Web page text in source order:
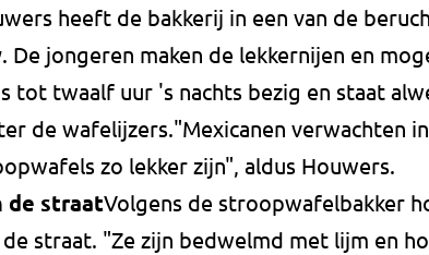
heeft de bakkerij in een van de
De jongeren maken de lekkernijen en
tot twaalf uur 's nachts bezig en staat
de wafelijzers."Mexicanen verwachten
zo lekker zijn", aldus Houwers.
de straatVolgens de stroopwafelbakker
de straat. "Ze zijn bedwelmd met lijm en